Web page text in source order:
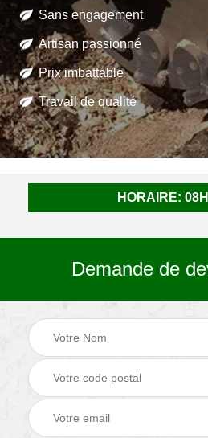
Sans engagement
Artisan passionné
Prix imbattable
Travail de qualité
HORAIRE:
Demande de